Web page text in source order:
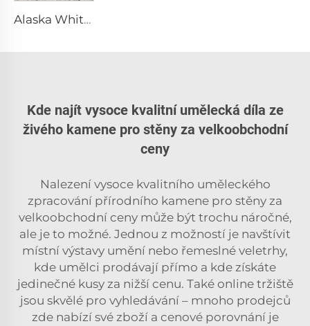
Alaska White Bílý přírodní kámen mramor se šedým skvrnitým a fragmentovaným vzorem
Kde najít vysoce kvalitní umělecká díla ze
živého kamene pro stěny za velkoobchodní
ceny
Nalezení vysoce kvalitního uměleckého
zpracování přírodního kamene pro stěny za
velkoobchodní ceny může být trochu náročné,
ale je to možné. Jednou z možností je navštívit
místní výstavy umění nebo řemeslné veletrhy,
kde umělci prodávají přímo a kde získáte
jedinečné kusy za nižší cenu. Také online tržiště
jsou skvělé pro vyhledávání – mnoho prodejců
zde nabízí své zboží a cenové porovnání je